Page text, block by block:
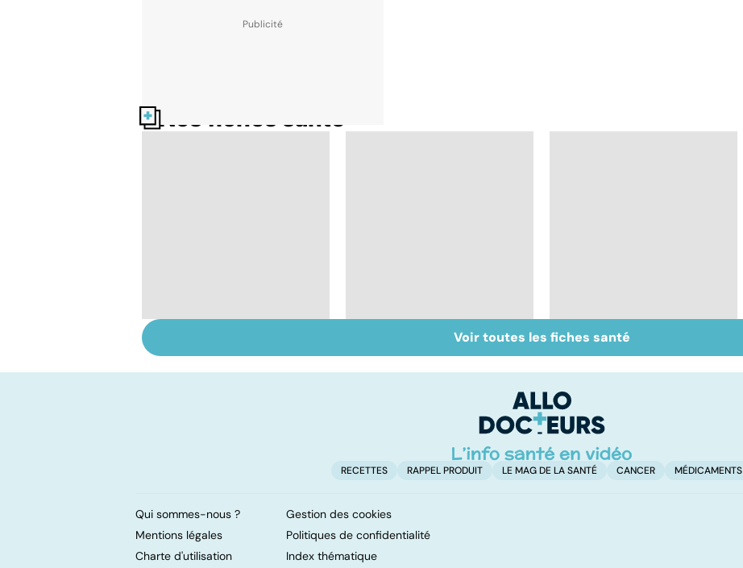
Nos fiches santé
pour la vie
Sexualité, infertilité
et PMA, des liens
Acupuncture :
comment est-elle
Voir toutes les fiches santé
RECETTES RAPPEL PRODUIT LE MAG DE LA SANTÉ CANCER MÉDICAMENTS
Qui sommes-nous ?
Gestion des cookies
Mentions légales
Politiques de confidentialité
Charte d'utilisation
Index thématique